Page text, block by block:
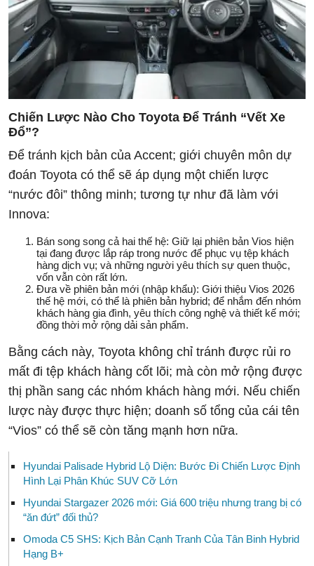
Chiến Lược Nào Cho Toyota Để Tránh “Vết Xe
Đổ”?
Để tránh kịch bản của Accent; giới chuyên môn dự
đoán Toyota có thể sẽ áp dụng một chiến lược
“nước đôi” thông minh; tương tự như đã làm với
Innova:
Bán song song cả hai thế hệ: Giữ lại phiên bản Vios hiện
tại đang được lắp ráp trong nước để phục vụ tệp khách
hàng dịch vụ; và những người yêu thích sự quen thuộc,
vốn vẫn còn rất lớn.
Đưa về phiên bản mới (nhập khẩu): Giới thiệu Vios 2026
thế hệ mới, có thể là phiên bản hybrid; để nhắm đến nhóm
khách hàng gia đình, yêu thích công nghệ và thiết kế mới;
đồng thời mở rộng dải sản phẩm.
Bằng cách này, Toyota không chỉ tránh được rủi ro
mất đi tệp khách hàng cốt lõi; mà còn mở rộng được
thị phần sang các nhóm khách hàng mới. Nếu chiến
lược này được thực hiện; doanh số tổng của cái tên
“Vios” có thể sẽ còn tăng mạnh hơn nữa.
Hyundai Palisade Hybrid Lộ Diện: Bước Đi Chiến Lược Định
Hình Lại Phân Khúc SUV Cỡ Lớn
Hyundai Stargazer 2026 mới: Giá 600 triệu nhưng trang bị có
“ăn đứt” đối thủ?
Omoda C5 SHS: Kịch Bản Cạnh Tranh Của Tân Binh Hybrid
Hạng B+